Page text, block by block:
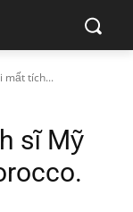
mất tích...
sĩ Mỹ